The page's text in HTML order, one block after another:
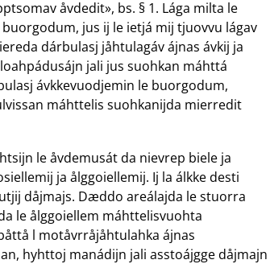
åvdedit», bs. § 1. Lága milta le
jus ij le ietjá mij tjuovvu lágav
dárbulasj jåhtulagáv ájnas ávkij ja
jali jus suohkan máhttá
ávkkevuodjemin le buorgodum,
máhttelis suohkanijda mierredit
le åvdemusát da nievrep biele ja
ja ålggoiellemij. Ij la álkke desti
dåjmajs. Dæddo areálajda le stuorra
le ålggoiellem máhttelisvuohta
l motåvrråjåhtulahka ájnas
hyhttoj manádijn jali asstoájgge dåjmajn